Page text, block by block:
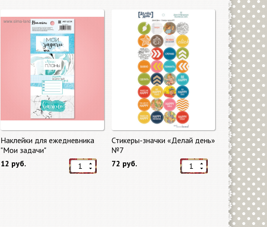
Наклейки для ежедневника
"Мои задачи"
12 руб.
Стикеры-значки «Делай день»
№7
72 руб.